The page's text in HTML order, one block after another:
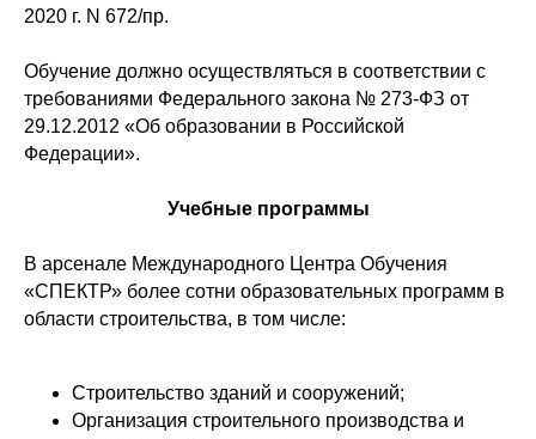
2020 г. N 672/пр.
Обучение должно осуществляться в соответствии с
требованиями Федерального закона № 273-ФЗ от
29.12.2012 «Об образовании в Российской
Федерации».
Учебные программы
В арсенале Международного Центра Обучения
«СПЕКТР» более сотни образовательных программ в
области строительства, в том числе:
Строительство зданий и сооружений;
Организация строительного производства и